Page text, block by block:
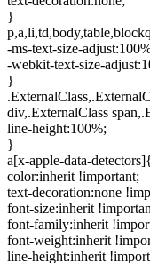
}
-ms-text-size-
-webkit-text-size-
}
div,.ExternalClass
line-height:100%;
}
a[x-apple-data-
color:inherit !important;
text-decoration:none
font-size:inherit
font-family:inherit
font-weight:inherit
line-height:inherit